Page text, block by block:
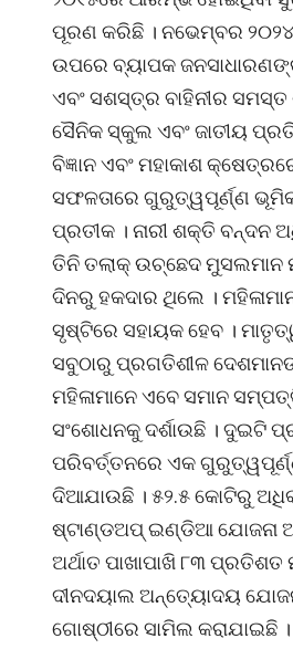
ପୂରଣ କରିଛି । ନଭେମ୍ବର
ଉପରେ ବ୍ୟାପକ
ଏବଂ ସଶସ୍ତ୍ର ବାହିନୀର ସମସ୍ତ
ସୈନିକ ସ୍କୁଲ ଏବଂ ଜାତୀୟ
ବିଜ୍ଞାନ ଏବଂ ମହାକାଶ
ସଫଳତାରେ ଗୁରୁତ୍ୱପୂର୍ଣ୍ଣ
ପ୍ରତୀକ । ନାରୀ ଶକ୍ତି ବନ୍ଦନ
ତିନି ତଲାକ୍ ଉଚ୍ଛେଦ ମୁସଲମାନ
ଦିନରୁ ହକଦାର ଥିଲେ ।
ସୃଷ୍ଟିରେ ସହାୟକ ହେବ ।
ସବୁଠାରୁ ପ୍ରଗତିଶୀଳ
ମହିଳାମାନେ ଏବେ ସମାନ
ସଂଶୋଧନକୁ ଦର୍ଶାଉଛି । ଦୁଇଟି
ପରିବର୍ତ୍ତନରେ ଏକ
ଦିଆଯାଉଛି । ୫୨.୫ କୋଟିରୁ
ଷ୍ଟାଣ୍ଡଅପ୍ ଇଣ୍ଡିଆ ଯୋଜନା
ଅର୍ଥାତ ପାଖାପାଖି ୮୩
ଦୀନଦୟାଲ ଅନ୍ତ୍ୟୋଦୟ
ଗୋଷ୍ଠୀରେ ସାମିଲ